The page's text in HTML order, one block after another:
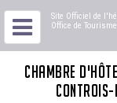
Site Officiel de
Office de
CHAMBRE